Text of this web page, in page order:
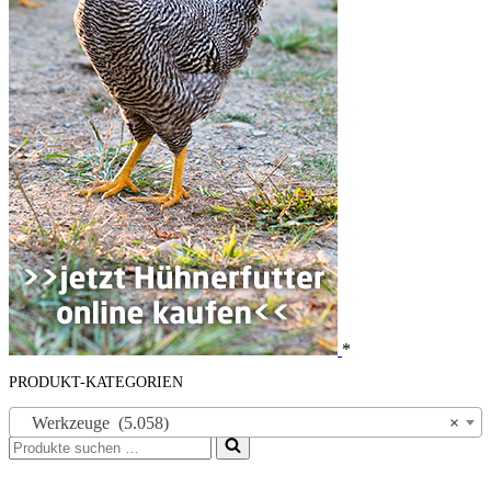
*
PRODUKT-KATEGORIEN
×
Werkzeuge (5.058)
Suchen
nach …